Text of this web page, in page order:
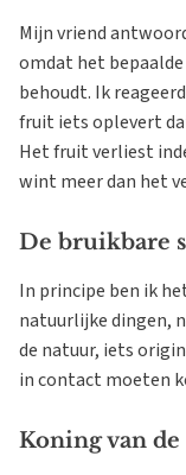
Mijn vriend
omdat het
behoudt. Ik
fruit iets oplevert
Het fruit verliest
wint meer dan het
De bruikbare
In principe ben ik
natuurlijke dingen,
de natuur, iets
in contact moeten
Koning van